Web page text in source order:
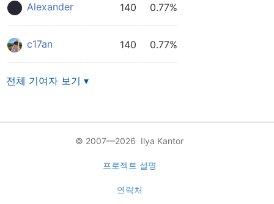
Alexander 140 0.77%
c17an 140 0.77%
전체 기여자 보기 ▾
© 2007—2026 Ilya Kantor
프로젝트 설명
연락처